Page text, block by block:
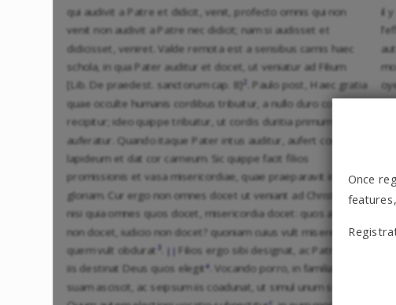
Once
qui audivit a Patre et didicit, venit, profecto omnis qui non
venit non audivit a Patre nec didicit; nam si audisset et
didicisset, veniret. Valde remota est a sensibus carnis haec
schola, in qua Pater auditur et docet, ut veniatur ad Filium
[Lib. De praedest. sanctorum cap. 8]
. Paulo post, Haec gratia
quae occulte humanis cordibus tribuitur, a nullo duro corde
recipitur; ideo quippe tribuitur, ut cordis duritia primum
auferatur. Quando itaque Pater intus auditur, aufert cor
lapideum et dat cor carneum. Sic quippe facit filios
promissionis et vasa misericordiae, quae praeparavit in
gloriam. Cur ergo non omnes docet ut veniant ad Christum,
nisi quia omnes quos docet, misericordia docet: quos autem
non docet, iudicio non docet? quoniam cuius vult miseretur, et
quem vult obdurat 3. || Filios ergo sibi designat, ac Patrem se
iis destinat Deus quos elegit a . Vocando porro, in familiam eos
suam asciscit, ac seipsum iis coadunat, ut simul unum sint
c
il